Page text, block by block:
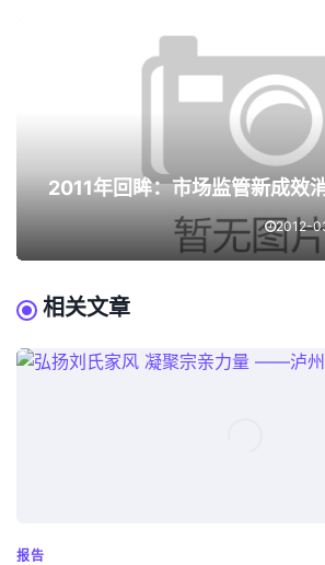
2011年回眸：市场监管新成效
2012-
相关文章
报告